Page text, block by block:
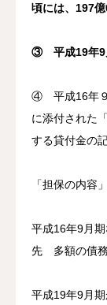
頃には、197
③ 平成19年9
④ 平成16年９
に添付された
する貸付金の
「担保の内容
平成16年9月
先 多額の債務
平成19年9月